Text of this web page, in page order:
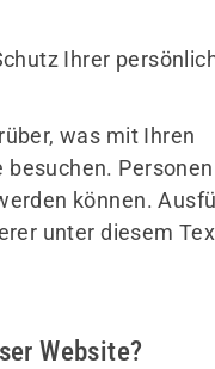
Ihrer
was mit Ihren
können.
unter diesem
Website?